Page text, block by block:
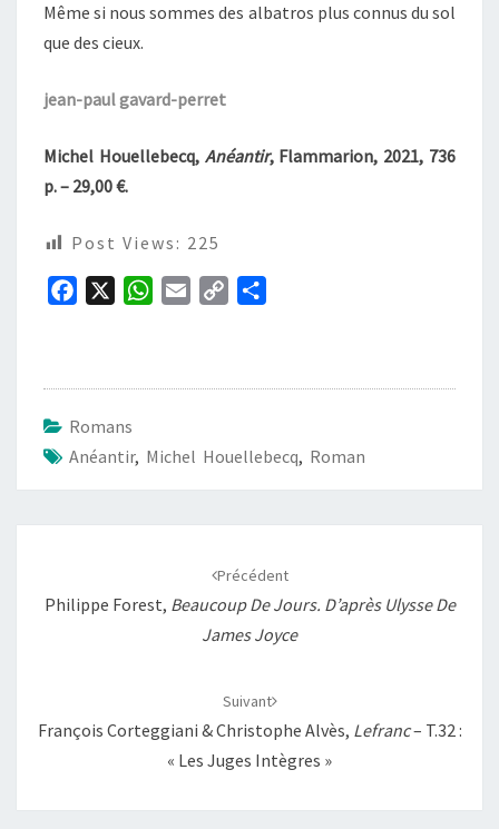
Même si nous sommes des albatros plus connus du sol
que des cieux.
jean-paul gavard-perret
Michel Houellebecq, Anéantir, Flammarion, 2021, 736
p. – 29,00 €.
Post Views: 225
o
o
k
W
p
p
n
k
e
r
Romans
Anéantir, Michel Houellebecq, Roman
Précédent
Philippe Forest, Beaucoup De Jours. D’après Ulysse De
James Joyce
Suivant
François Corteggiani & Christophe Alvès, Lefranc– T.32 :
« Les Juges Intègres »